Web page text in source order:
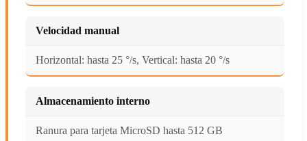
Velocidad manual
Horizontal: hasta 25 °/s, Vertical: hasta 20 °/s
Almacenamiento interno
Ranura para tarjeta MicroSD hasta 512 GB